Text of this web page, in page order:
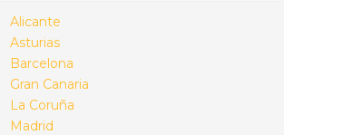
Alicante
Asturias
Barcelona
Gran Canaria
La Coruña
Madrid